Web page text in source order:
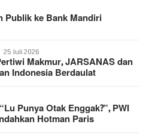
Publik ke Bank Mandiri
25 Juli 2026
Makmur, JARSANAS dan
Indonesia Berdaulat
Punya Otak Enggak?”, PWI
Hotman Paris